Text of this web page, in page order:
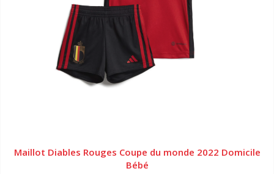
Maillot Diables Rouges Coupe du monde 2022 Domicile
Bébé